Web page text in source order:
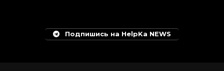
Подпишись на HelpKa NEWS